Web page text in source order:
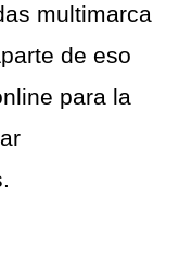
multimarca
de eso
para la